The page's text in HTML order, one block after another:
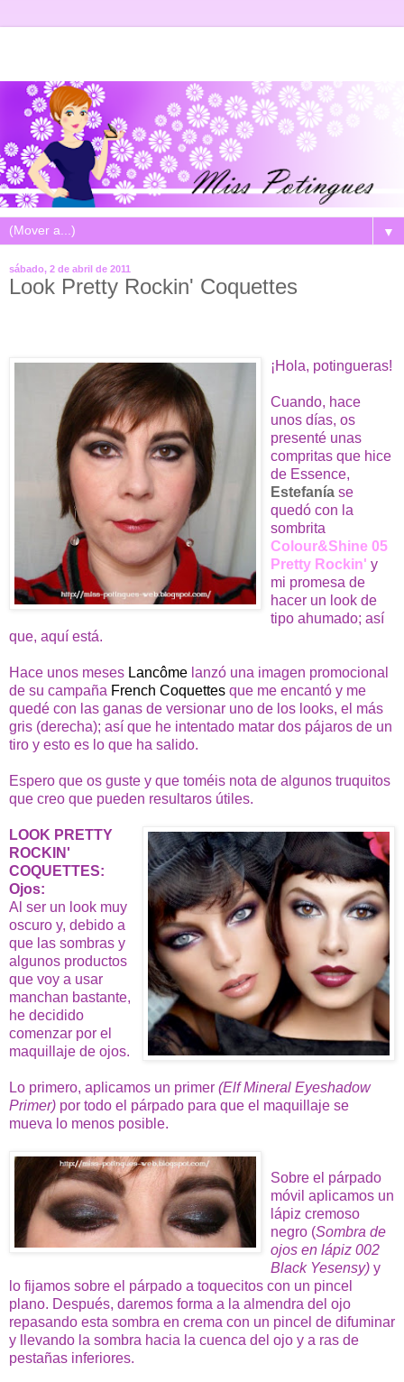
▼
sábado, 2 de abril de 2011
Look Pretty Rockin' Coquettes
¡Hola, potingueras!
Cuando, hace
unos días, os
presenté unas
compritas que hice
de Essence,
Estefanía se
quedó con la
sombrita
Colour&Shine 05
Pretty Rockin' y
mi promesa de
hacer un look de
tipo ahumado; así
que, aquí está.
Hace unos meses Lancôme lanzó una imagen promocional
de su campaña French Coquettes que me encantó y me
quedé con las ganas de versionar uno de los looks, el más
gris (derecha); así que he intentado matar dos pájaros de un
tiro y esto es lo que ha salido.
Espero que os guste y que toméis nota de algunos truquitos
que creo que pueden resultaros útiles.
LOOK PRETTY
ROCKIN'
COQUETTES:
Ojos:
Al ser un look muy
oscuro y, debido a
que las sombras y
algunos productos
que voy a usar
manchan bastante,
he decidido
comenzar por el
maquillaje de ojos.
Lo primero, aplicamos un primer (Elf Mineral Eyeshadow
Primer) por todo el párpado para que el maquillaje se
mueva lo menos posible.
Sobre el párpado
móvil aplicamos un
lápiz cremoso
negro (Sombra de
ojos en lápiz 002
Black Yesensy) y
lo fijamos sobre el párpado a toquecitos con un pincel
plano. Después, daremos forma a la almendra del ojo
repasando esta sombra en crema con un pincel de difuminar
y llevando la sombra hacia la cuenca del ojo y a ras de
pestañas inferiores.